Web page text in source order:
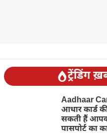
ट्रेंडिंग
Aadhaar
आधार कार्ड
सकती हैं
पासपोर्ट का